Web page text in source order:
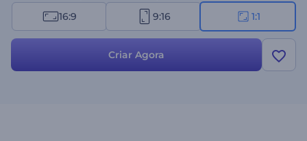
Perfeito para vídeos corporativos, apresentações de empresas,
apresentações gerais, promoções de marcas, comerciais de TV e
16:9 9:16 1:1
Criar Agora